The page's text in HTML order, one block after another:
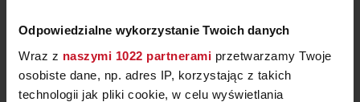
Odpowiedzialne wykorzystanie Twoich danych
Wraz z naszymi 1022 partnerami przetwarzamy Twoje
osobiste dane, np. adres IP, korzystając z takich
technologii jak pliki cookie, w celu wyświetlania